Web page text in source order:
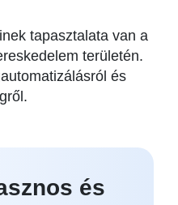
tapasztalata van a
területén.
és
és